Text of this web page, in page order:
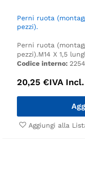
Perni ruota
pezzi).
Perni ruota
pezzi).M14 X 1,5
Codice interno:
20,25 €IVA Incl.
Aggiungi alla